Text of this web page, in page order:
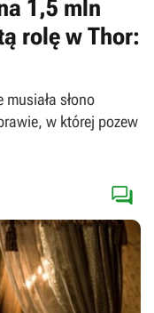
1,5 mln
rolę w Thor:
słono
w której pozew
